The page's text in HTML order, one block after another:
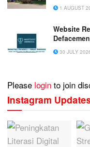
1 AUGUST
Website
30 JULY
Please login to join
Instagram